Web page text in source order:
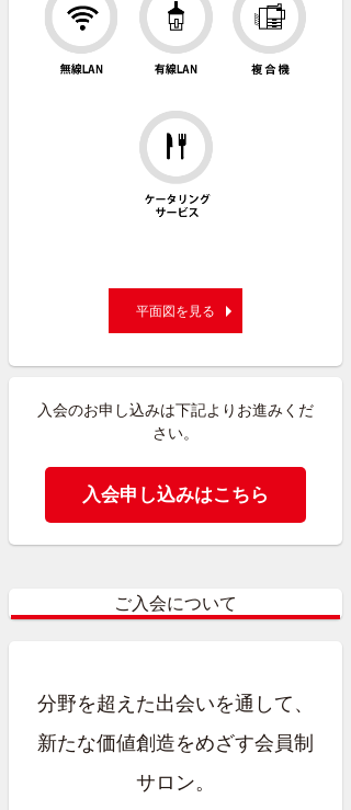
平面図を見る
入会のお申し込みは下記よりお進みくだ
さい。
入会申し込みはこちら
ご入会について
分野を超えた出会いを通して、
新たな価値創造をめざす会員制
サロン。